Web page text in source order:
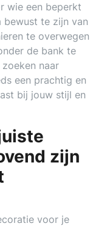
wie een beperkt
bewust te zijn van
te overwegen
de bank te
naar
een prachtig en
bij jouw stijl en
zijn
voor je